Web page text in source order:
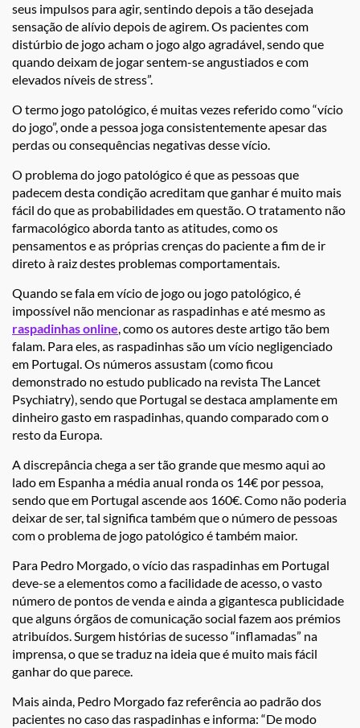
seus impulsos para agir, sentindo depois a tão desejada
sensação de alívio depois de agirem. Os pacientes com
distúrbio de jogo acham o jogo algo agradável, sendo que
quando deixam de jogar sentem-se angustiados e com
elevados níveis de stress”.
O termo jogo patológico, é muitas vezes referido como “vício
do jogo”, onde a pessoa joga consistentemente apesar das
perdas ou consequências negativas desse vício.
O problema do jogo patológico é que as pessoas que
padecem desta condição acreditam que ganhar é muito mais
fácil do que as probabilidades em questão. O tratamento não
farmacológico aborda tanto as atitudes, como os
pensamentos e as próprias crenças do paciente a fim de ir
direto à raiz destes problemas comportamentais.
Quando se fala em vício de jogo ou jogo patológico, é
impossível não mencionar as raspadinhas e até mesmo as
raspadinhas online, como os autores deste artigo tão bem
falam. Para eles, as raspadinhas são um vício negligenciado
em Portugal. Os números assustam (como ficou
demonstrado no estudo publicado na revista The Lancet
Psychiatry), sendo que Portugal se destaca amplamente em
dinheiro gasto em raspadinhas, quando comparado com o
resto da Europa.
A discrepância chega a ser tão grande que mesmo aqui ao
lado em Espanha a média anual ronda os 14€ por pessoa,
sendo que em Portugal ascende aos 160€. Como não poderia
deixar de ser, tal significa também que o número de pessoas
com o problema de jogo patológico é também maior.
Para Pedro Morgado, o vício das raspadinhas em Portugal
deve-se a elementos como a facilidade de acesso, o vasto
número de pontos de venda e ainda a gigantesca publicidade
que alguns órgãos de comunicação social fazem aos prémios
atribuídos. Surgem histórias de sucesso “inflamadas” na
imprensa, o que se traduz na ideia que é muito mais fácil
ganhar do que parece.
Mais ainda, Pedro Morgado faz referência ao padrão dos
pacientes no caso das raspadinhas e informa: “De modo